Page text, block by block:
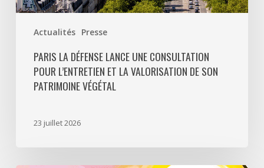
Actualités Presse
végétal
PARIS LA DÉFENSE LANCE UNE CONSULTATION
POUR L’ENTRETIEN ET LA VALORISATION DE SON
PATRIMOINE VÉGÉTAL
23 juillet 2026